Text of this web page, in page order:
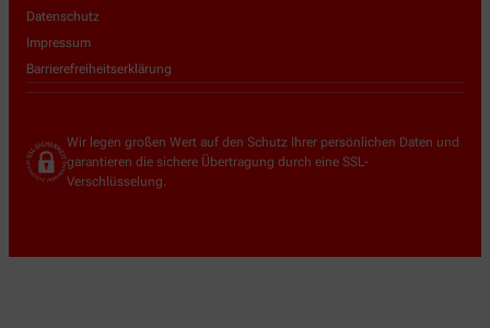
Datenschutz
Impressum
Barrierefreiheitserklärung
Wir legen großen Wert auf den Schutz Ihrer persönlichen Daten und
garantieren die sichere Übertragung durch eine SSL-
Verschlüsselung.